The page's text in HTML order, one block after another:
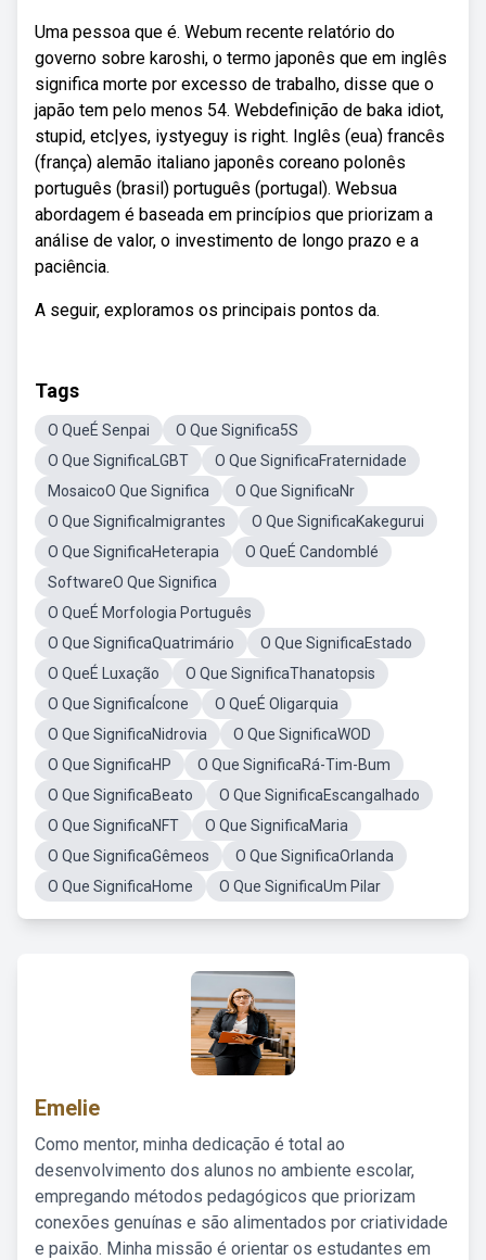
Uma pessoa que é. Webum recente relatório do
governo sobre karoshi, o termo japonês que em inglês
significa morte por excesso de trabalho, disse que o
japão tem pelo menos 54. Webdefinição de baka idiot,
stupid, etc|yes, iystyeguy is right. Inglês (eua) francês
(frança) alemão italiano japonês coreano polonês
português (brasil) português (portugal). Websua
abordagem é baseada em princípios que priorizam a
análise de valor, o investimento de longo prazo e a
paciência.
A seguir, exploramos os principais pontos da.
Tags
O QueÉ Senpai
O Que Significa5S
O Que SignificaLGBT
O Que SignificaFraternidade
MosaicoO Que Significa
O Que SignificaNr
O Que SignificaImigrantes
O Que SignificaKakegurui
O Que SignificaHeterapia
O QueÉ Candomblé
SoftwareO Que Significa
O QueÉ Morfologia Português
O Que SignificaQuatrimário
O Que SignificaEstado
O QueÉ Luxação
O Que SignificaThanatopsis
O Que SignificaÍcone
O QueÉ Oligarquia
O Que SignificaNidrovia
O Que SignificaWOD
O Que SignificaHP
O Que SignificaRá-Tim-Bum
O Que SignificaBeato
O Que SignificaEscangalhado
O Que SignificaNFT
O Que SignificaMaria
O Que SignificaGêmeos
O Que SignificaOrlanda
O Que SignificaHome
O Que SignificaUm Pilar
Emelie
Como mentor, minha dedicação é total ao
desenvolvimento dos alunos no ambiente escolar,
empregando métodos pedagógicos que priorizam
conexões genuínas e são alimentados por criatividade
e paixão. Minha missão é orientar os estudantes em